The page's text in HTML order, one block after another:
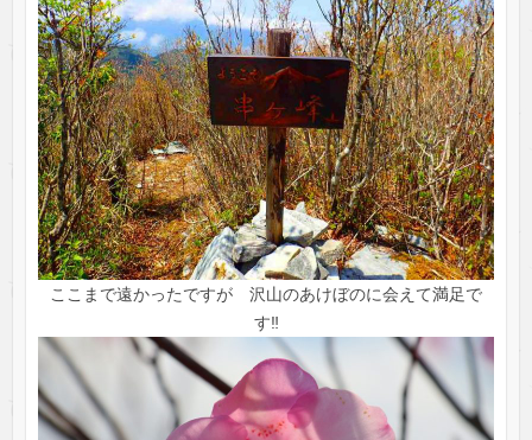
ここまで遠かったですが 沢山のあけぼのに会えて満足で
す‼